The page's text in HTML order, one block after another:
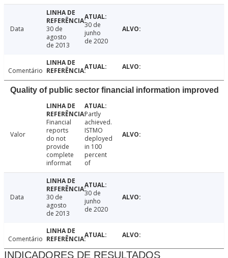
Data
30 de
agosto
de 2013
30 de
junho
de 2020
Comentário
Quality of public sector financial information improved
Valor
Financial
reports
do not
provide
complete
informat
Partly
achieved.
ISTMO
deployed
in 100
percent
of
Data
30 de
agosto
de 2013
30 de
junho
de 2020
Comentário
INDICADORES DE RESULTADOS